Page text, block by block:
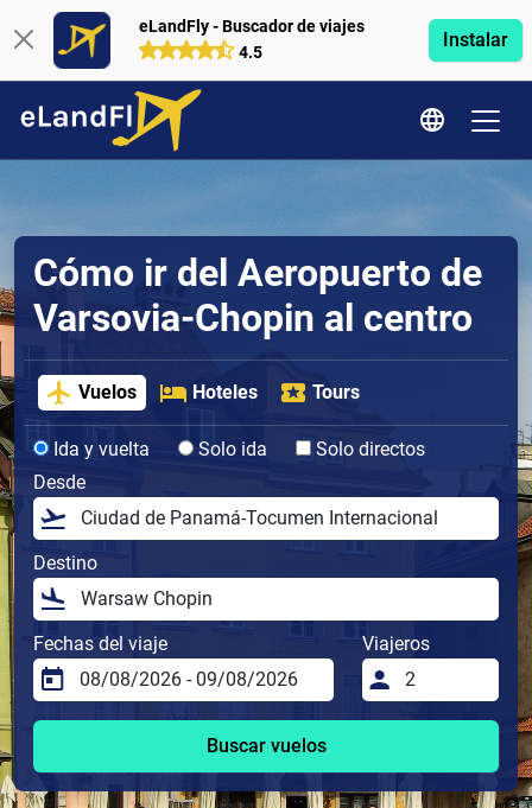
eLandFly - Buscador de viajes
4.5
Instalar
Cómo ir del Aeropuerto de
Varsovia-Chopin al centro
Vuelos Hoteles Tours
Ida y vuelta Solo ida
Solo directos
Desde
Destino
Fechas del viaje Viajeros
Buscar vuelos